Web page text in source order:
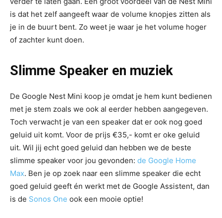
is dat het zelf aangeeft waar de volume knopjes zitten als
je in de buurt bent. Zo weet je waar je het volume hoger
of zachter kunt doen.
Slimme Speaker en muziek
De Google Nest Mini koop je omdat je hem kunt bedienen
met je stem zoals we ook al eerder hebben aangegeven.
Toch verwacht je van een speaker dat er ook nog goed
geluid uit komt. Voor de prijs €35,- komt er oke geluid
uit. Wil jij echt goed geluid dan hebben we de beste
slimme speaker voor jou gevonden: de Google Home
Max. Ben je op zoek naar een slimme speaker die echt
goed geluid geeft én werkt met de Google Assistent, dan
is de Sonos One ook een mooie optie!